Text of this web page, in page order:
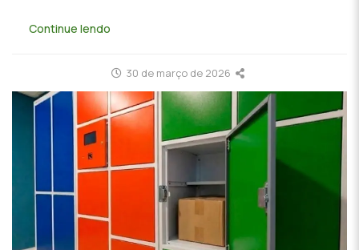
Continue lendo
30 de março de 2026